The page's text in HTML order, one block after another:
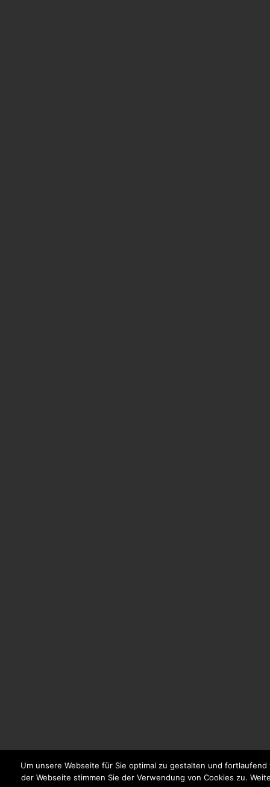
Um unsere Webseite für Sie optimal zu gestalten und
der Webseite stimmen Sie der Verwendung von Cookies zu.